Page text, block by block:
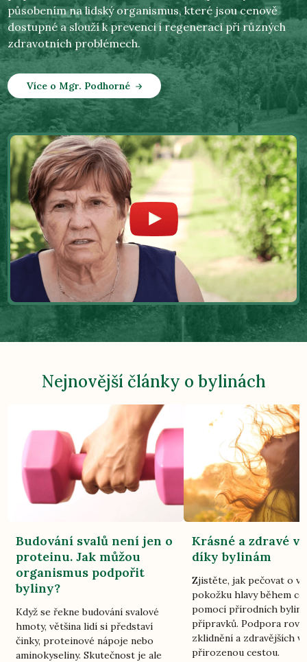
působením na lidský organismus, které jsou cenově
dostupné a slouží k prevenci i regeneraci při různých
zdravotních problémech.
Více o Mgr. Podhorné
Nejnovější články o bylinách
Budování svalů není jen o
proteinu. Jak můžou
organismus podpořit
byliny?
Když se řekne budování svalové
hmoty, většina lidí si představí
činky, proteinové nápoje nebo
aminokyseliny. Skutečnost je ale
Krásné a zdravé
díky bylinám
Zjistěte, jak pečovat o
pokožku hlavy během
pomocí přírodních
přípravků. Podpora
zklidnění a zdravějších
přirozenou cestou.